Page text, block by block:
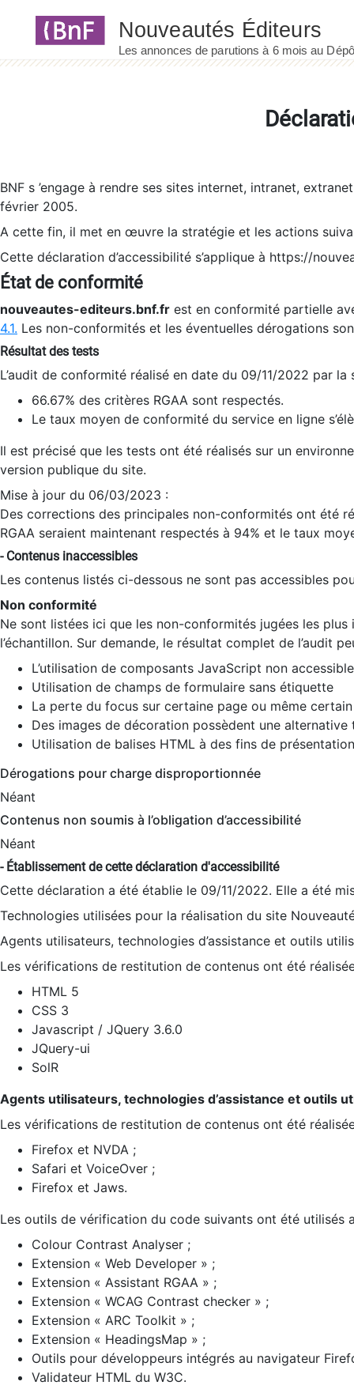
BNF s ’engage à rendre ses sites internet, intranet,
février 2005.
A cette fin, il met en œuvre la stratégie et les actions
Cette déclaration d’accessibilité s’applique à https://
État de conformité
nouveautes-editeurs.bnf.fr est en conformité partielle
4.1. Les non-conformités et les éventuelles dérogations
Résultat des tests
L’audit de conformité réalisé en date du 09/11/2022 par
66.67% des critères RGAA sont respectés.
Le taux moyen de conformité du service en ligne
Il est précisé que les tests ont été réalisés sur un
version publique du site.
Mise à jour du 06/03/2023 :
Des corrections des principales non-conformités ont été
RGAA seraient maintenant respectés à 94% et le taux
- Contenus inaccessibles
Les contenus listés ci-dessous ne sont pas accessibles
Non conformité
Ne sont listées ici que les non-conformités jugées les
l’échantillon. Sur demande, le résultat complet de l’audit
L’utilisation de composants JavaScript non
Utilisation de champs de formulaire sans étiquette
La perte du focus sur certaine page ou même
Des images de décoration possèdent une alternative
Utilisation de balises HTML à des fins de
Dérogations pour charge disproportionnée
Néant
Contenus non soumis à l’obligation d’accessibilité
Néant
- Établissement de cette déclaration d'accessibilité
Cette déclaration a été établie le 09/11/2022. Elle a été
Technologies utilisées pour la réalisation du site
Agents utilisateurs, technologies d’assistance et outils
Les vérifications de restitution de contenus ont été
HTML 5
CSS 3
Javascript / JQuery 3.6.0
JQuery-ui
SolR
Agents utilisateurs, technologies d’assistance et outils
Les vérifications de restitution de contenus ont été
Firefox et NVDA ;
Safari et VoiceOver ;
Firefox et Jaws.
Les outils de vérification du code suivants ont été utilisés
Colour Contrast Analyser ;
Extension « Web Developer » ;
Extension « Assistant RGAA » ;
Extension « WCAG Contrast checker » ;
Extension « ARC Toolkit » ;
Extension « HeadingsMap » ;
Outils pour développeurs intégrés au navigateur
Validateur HTML du W3C.